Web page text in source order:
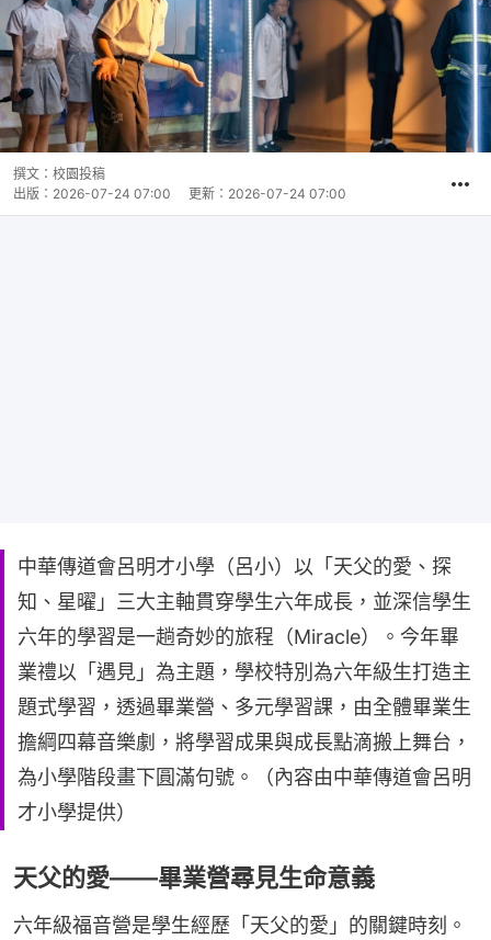
撰文： 校園投稿
出版： 2026-07-24 07:00 更新： 2026-07-24 07:00
中華傳道會呂明才小學（呂小）以「天父的愛、探
知、星曜」三大主軸貫穿學生六年成長，並深信學生
六年的學習是一趟奇妙的旅程（Miracle）。今年畢
業禮以「遇見」為主題，學校特別為六年級生打造主
題式學習，透過畢業營、多元學習課，由全體畢業生
擔綱四幕音樂劇，將學習成果與成長點滴搬上舞台，
為小學階段畫下圓滿句號。（內容由中華傳道會呂明
才小學提供）
天父的愛——畢業營尋見生命意義
六年級福音營是學生經歷「天父的愛」的關鍵時刻。